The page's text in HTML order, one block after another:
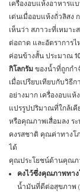
เครื่องอบแห้งอาหารแ
เด่นเมื่ออบแห้งถั่วลิสง
เห็นว่า สภาวะที่เหมา
ต่อถาด และอัตราการไ
ค่อนข้างสั้น ประมาณ
กิโลกรัม ของน้ำที่ถูกกำ
เมื่อเปรียบเทียบกับวิธี
อย่างมาก เครื่องอบแห้
แปรรูปปริมาณที่ใกล้เคี
หรือคุณภาพเสื่อมลง ระ
คงรสชาติ คุณค่าทางโ
ได้
คุณประโยชน์ด้านคุณภ
คงไว้ซึ่งคุณภาพทา
น้ำมันที่ดีต่อสุขภาพ (